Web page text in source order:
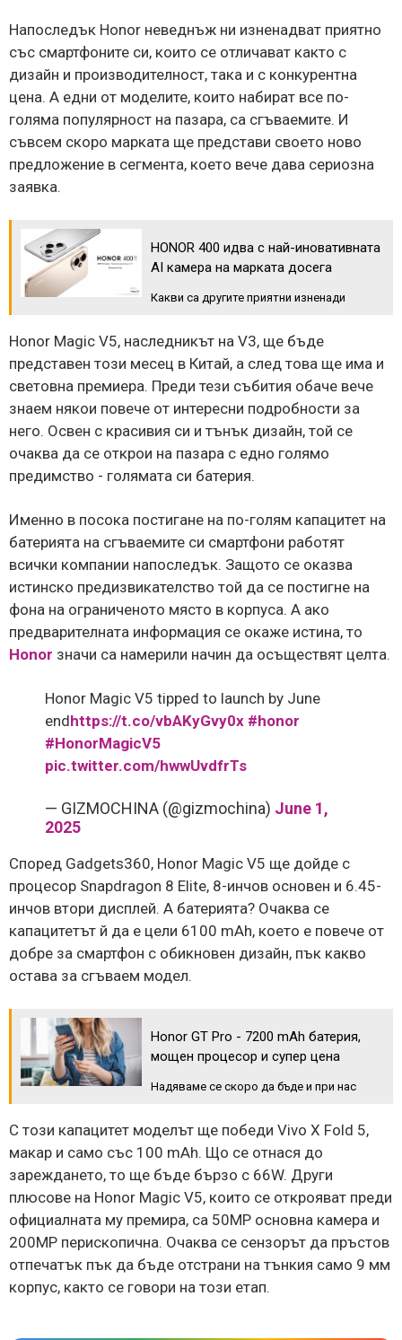
Напоследък Honor неведнъж ни изненадват приятно
със смартфоните си, които се отличават както с
дизайн и производителност, така и с конкурентна
цена. А едни от моделите, които набират все по-
голяма популярност на пазара, са сгъваемите. И
съвсем скоро марката ще представи своето ново
предложение в сегмента, което вече дава сериозна
заявка.
HONOR 400 идва с най-иновативната
AI камера на марката досега
Какви сa другите приятни изненади
Honor Magic V5, наследникът на V3, ще бъде
представен този месец в Китай, а след това ще има и
световна премиера. Преди тези събития обаче вече
знаем някои повече от интересни подробности за
него. Освен с красивия си и тънък дизайн, той се
очаква да се открои на пазара с едно голямо
предимство - голямата си батерия.
Именно в посока постигане на по-голям капацитет на
батерията на сгъваемите си смартфони работят
всички компании напоследък. Защото се оказва
истинско предизвикателство той да се постигне на
фона на ограниченото място в корпуса. А ако
предварителната информация се окаже истина, то
Honor значи са намерили начин да осъществят целта.
Honor Magic V5 tipped to launch by June
endhttps://t.co/vbAKyGvy0x #honor
#HonorMagicV5
pic.twitter.com/hwwUvdfrTs
— GIZMOCHINA (@gizmochina) June 1,
2025
Според Gadgets360, Honor Magic V5 ще дойде с
процесор Snapdragon 8 Elite, 8-инчов основен и 6.45-
инчов втори дисплей. А батерията? Очаква се
капацитетът й да е цели 6100 mAh, което е повече от
добре за смартфон с обикновен дизайн, пък какво
остава за сгъваем модел.
Honor GT Pro - 7200 mAh батерия,
мощен процесор и супер цена
Надяваме се скоро да бъде и при нас
С този капацитет моделът ще победи Vivo X Fold 5,
макар и само със 100 mAh. Що се отнася до
зареждането, то ще бъде бързо с 66W. Други
плюсове на Honor Magic V5, които се открояват преди
официалната му премира, са 50МР основна камера и
200МР перископична. Очаква се сензорът да пръстов
отпечатък пък да бъде отстрани на тънкия само 9 мм
корпус, както се говори на този етап.